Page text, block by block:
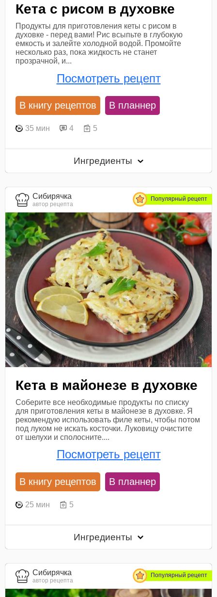
Кета с рисом в духовке
Продукты для приготовления кеты с рисом в
духовке - перед вами! Рис всыпьте в глубокую
емкость и залейте холодной водой. Промойте
несколько раз, пока жидкость не станет
прозрачной, и...
Посмотреть рецепт
В книгу рецептов В планнер
35 мин 4 5
Ингредиенты
Сибирячка
автор рецепта
Популярный рецепт
Кета в майонезе в духовке
Соберите все необходимые продукты по списку
для приготовления кеты в майонезе в духовке. Я
рекомендую использовать филе кеты, чтобы потом
под луком не искать косточки. Луковицу очистите
от шелухи и сполосните....
Посмотреть рецепт
В книгу рецептов В планнер
25 мин 5
Ингредиенты
Сибирячка
автор рецепта
Популярный рецепт